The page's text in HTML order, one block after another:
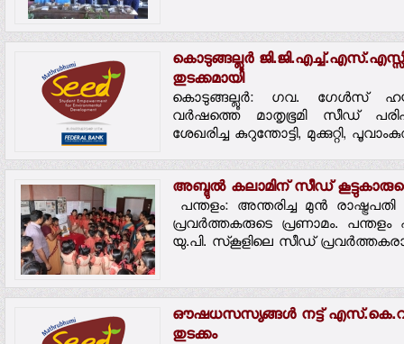
കൊടുങ്ങല്ലൂര്‍
തുടക്കമായി
കൊടുങ്ങല്ലൂര്‍: ഗവ. ഗേള്‍സ്
വര്‍ഷത്തെ മാതൃഭൂമി സീഡ്
ശേഖരിച്ച കുറുന്തോട്ടി, മുക്കുറ്റി,
അബ്ദുല്‍ കലാമിന് സീഡ്
പന്തളം: അന്തരിച്ച മുന്‍
പ്രവര്‍ത്തകരുടെ പ്രണാമം.
യു.പി. സ്‌കൂളിലെ സീഡ്
ഔഷധസസ്യങ്ങള്‍ നട്ട്
തുടക്കം